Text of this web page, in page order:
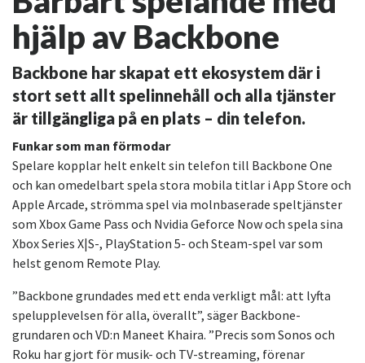
hjälp av Backbone
Backbone har skapat ett ekosystem där i
stort sett allt spelinnehåll och alla tjänster
är tillgängliga på en plats – din telefon.
Funkar som man förmodar
Spelare kopplar helt enkelt sin telefon till Backbone One
och kan omedelbart spela stora mobila titlar i App Store och
Apple Arcade, strömma spel via molnbaserade speltjänster
som Xbox Game Pass och Nvidia Geforce Now och spela sina
Xbox Series X|S-, PlayStation 5- och Steam-spel var som
helst genom Remote Play.
”Backbone grundades med ett enda verkligt mål: att lyfta
spelupplevelsen för alla, överallt”, säger Backbone-
grundaren och VD:n Maneet Khaira. ”Precis som Sonos och
Roku har gjort för musik- och TV-streaming, förenar